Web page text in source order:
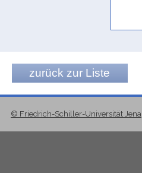
zurück zur Liste
© Friedrich-Schiller-Universität Jena